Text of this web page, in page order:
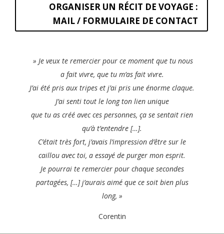
ORGANISER UN RÉCIT DE VOYAGE :
MAIL / FORMULAIRE DE CONTACT
» Je veux te remercier pour ce moment que tu nous
a fait vivre, que tu m’as fait vivre.
J’ai été pris aux tripes et j’ai pris une énorme claque.
J’ai senti tout le long ton lien unique
que tu as créé avec ces personnes, ça se sentait rien
qu’à t’entendre […].
C’était très fort, j’avais l’impression d’être sur le
caillou avec toi, a essayé de purger mon esprit.
Je pourrai te remercier pour chaque secondes
partagées, […] j’aurais aimé que ce soit bien plus
long, »
Corentin